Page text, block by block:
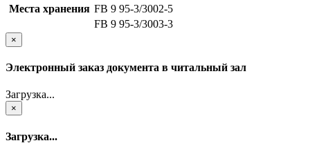
Места хранения FB 9 95-3/3002-5
FB 9 95-3/3003-3
×
Электронный заказ документа в читальный зал
Загрузка...
×
Загрузка...